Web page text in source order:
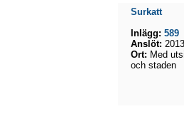
Surkatt
Inlägg: 589
Anslöt:
Ort: Med
och staden